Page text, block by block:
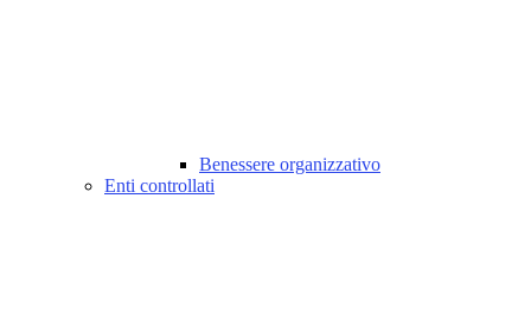
Benessere organizzativo
Enti controllati